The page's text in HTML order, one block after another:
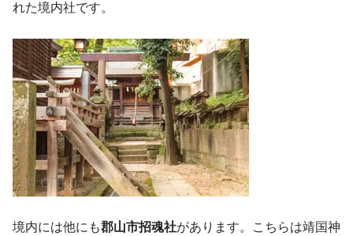
れた境内社です。
境内には他にも郡山市招魂社があります。こちらは靖国神